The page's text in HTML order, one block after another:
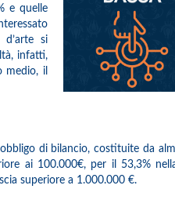
e quelle
si
infatti,
medio, il
di bilancio, costituite da
ai 100.000€, per il 53,3%
superiore a 1.000.000 €.